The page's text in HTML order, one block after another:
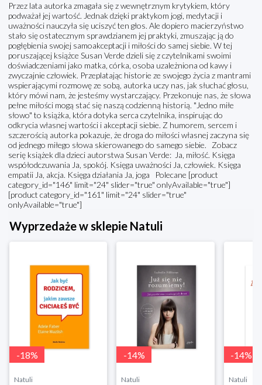
Przez lata autorka zmagała się z wewnętrznym krytykiem, który
podważał jej wartość. Jednak dzięki praktykom jogi, medytacji i
uważności nauczyła się uciszyć ten głos. Ale dopiero macierzyństwo
stało się ostatecznym sprawdzianem jej praktyki, zmuszając ją do
pogłębienia swojej samoakceptacji i miłości do samej siebie. W tej
poruszającej książce Susan Verde dzieli się z czytelnikami swoimi
doświadczeniami jako matka, córka, osoba uzależniona od kawy i
zwyczajnie człowiek. Przeplatając historie ze swojego życia z mantrami
wspierającymi rozmowę ze sobą, autorka uczy nas, jak słuchać głosu,
który mówi nam, że jesteśmy wystarczający. Przekonuje nas, że słowa
pełne miłości mogą stać się naszą codzienną historią. "Jedno miłe
słowo" to książka, która dotyka serca czytelnika, inspirując do
odkrycia własnej wartości i akceptacji siebie. Z humorem, sercem i
szczerością autorka pokazuje, że droga do miłości własnej zaczyna się
od jednego miłego słowa skierowanego do samego siebie. Zobacz
serię książek dla dzieci autorstwa Susan Verde: Ja, miłość. Księga
współodczuwania Ja, spokój. Księga uważności Ja, człowiek. Księga
empatii Ja, akcja. Księga działania Ja, joga Polecane [product
category_id="146" limit="24" slider="true" onlyAvailable="true"]
[product category_id="161" limit="24" slider="true"
onlyAvailable="true"]
Wyprzedaże w sklepie Natuli
-18%
Natuli
-14%
Natuli
-14%
Natuli